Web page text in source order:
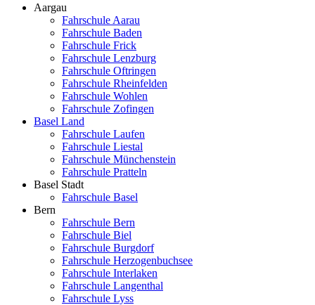
Aargau
Fahrschule Aarau
Fahrschule Baden
Fahrschule Frick
Fahrschule Lenzburg
Fahrschule Oftringen
Fahrschule Rheinfelden
Fahrschule Wohlen
Fahrschule Zofingen
Basel Land
Fahrschule Laufen
Fahrschule Liestal
Fahrschule Münchenstein
Fahrschule Pratteln
Basel Stadt
Fahrschule Basel
Bern
Fahrschule Bern
Fahrschule Biel
Fahrschule Burgdorf
Fahrschule Herzogenbuchsee
Fahrschule Interlaken
Fahrschule Langenthal
Fahrschule Lyss